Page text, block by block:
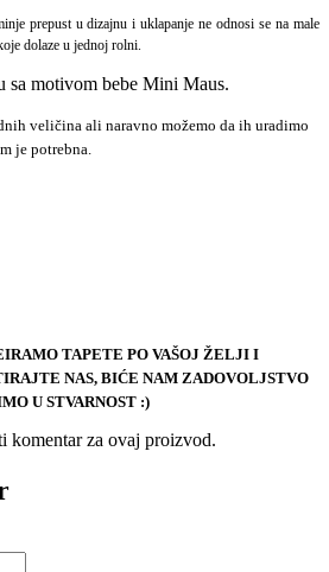
prepust u dizajnu i uklapanje ne odnosi se na male
dolaze u jednoj rolni.
sa motivom bebe Mini Maus.
veličina ali naravno možemo da ih uradimo
je potrebna.
TAPETE PO VAŠOJ ŽELJI I
NAS, BIĆE NAM ZADOVOLJSTVO
U STVARNOST :)
komentar za ovaj proizvod.